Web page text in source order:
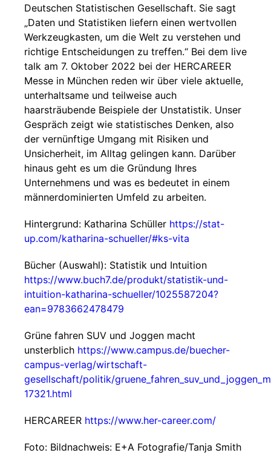
Deutschen Statistischen Gesellschaft. Sie sagt
„Daten und Statistiken liefern einen wertvollen
Werkzeugkasten, um die Welt zu verstehen und
richtige Entscheidungen zu treffen.“ Bei dem live
talk am 7. Oktober 2022 bei der HERCAREER
Messe in München reden wir über viele aktuelle,
unterhaltsame und teilweise auch
haarsträubende Beispiele der Unstatistik. Unser
Gespräch zeigt wie statistisches Denken, also
der vernünftige Umgang mit Risiken und
Unsicherheit, im Alltag gelingen kann. Darüber
hinaus geht es um die Gründung Ihres
Unternehmens und was es bedeutet in einem
männerdominierten Umfeld zu arbeiten.
Hintergrund: Katharina Schüller https://stat-
up.com/katharina-schueller/#ks-vita
Bücher (Auswahl): Statistik und Intuition
https://www.buch7.de/produkt/statistik-und-
intuition-katharina-schueller/1025587204?
ean=9783662478479
Grüne fahren SUV und Joggen macht
unsterblich https://www.campus.de/buecher-
campus-verlag/wirtschaft-
gesellschaft/politik/
17321.html
HERCAREER https://www.her-career.com/
Foto: Bildnachweis: E+A Fotografie/Tanja Smith